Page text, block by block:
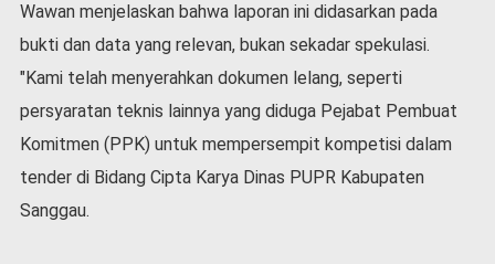
d
-
9
N
a
i
o
Wawan menjelaskan bahwa laporan ini didasarkan pada
bukti dan data yang relevan, bukan sekadar spekulasi.
"Kami telah menyerahkan dokumen lelang, seperti
persyaratan teknis lainnya yang diduga Pejabat Pembuat
Komitmen (PPK) untuk mempersempit kompetisi dalam
tender di Bidang Cipta Karya Dinas PUPR Kabupaten
Sanggau.